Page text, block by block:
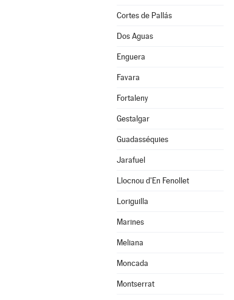
Cortes de Pallás
Dos Aguas
Enguera
Favara
Fortaleny
Gestalgar
Guadasséquies
Jarafuel
Llocnou d'En Fenollet
Loriguilla
Marines
Meliana
Moncada
Montserrat